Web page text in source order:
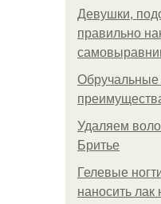
Девушки,
правильно
Обручальные
Удаляем
Бритье
Гелевые
наносить лак